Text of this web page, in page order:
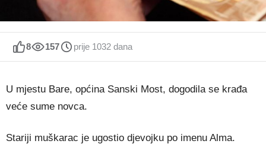
8 157 prije 1032 dana
U mjestu Bare, općina Sanski Most, dogodila se krađa
veće sume novca.
Stariji muškarac je ugostio djevojku po imenu Alma.